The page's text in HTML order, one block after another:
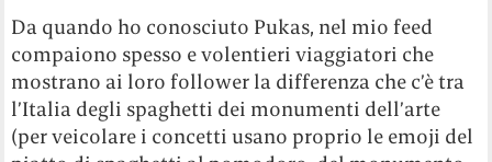
Da quando ho conosciuto Pukas, nel mio feed
compaiono spesso e volentieri viaggiatori che
mostrano ai loro follower la differenza che c’è tra
l’Italia degli spaghetti dei monumenti dell’arte
(per veicolare i concetti usano proprio le emoji del